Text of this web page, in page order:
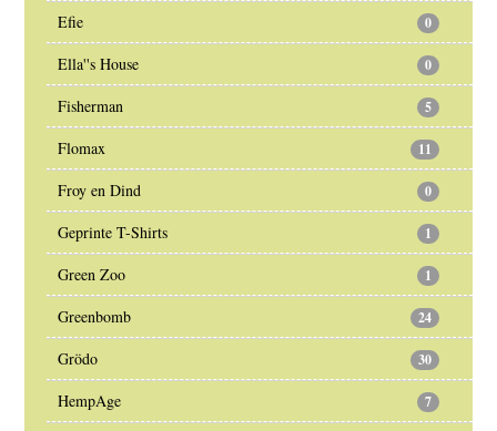
Efie 0
Ella''s House 0
Fisherman 5
Flomax 11
Froy en Dind 0
Geprinte T-Shirts 1
Green Zoo 1
Greenbomb 24
Grödo 30
HempAge 7